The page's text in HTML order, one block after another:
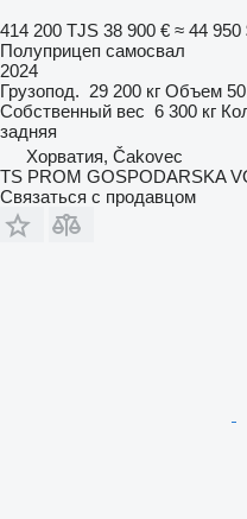
414 200 TJS 38 900 € ≈ 44 950
Полуприцеп самосвал
2024
Грузопод. 29 200 кг Объем
Собственный вес 6 300 кг
задняя
Хорватия, Čakovec
TS PROM GOSPODARSKA
Связаться с продавцом